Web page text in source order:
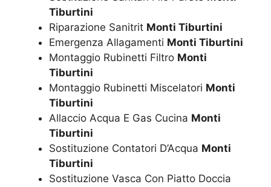
Tiburtini
Riparazione Sanitrit Monti Tiburtini
Emergenza Allagamenti Monti Tiburtini
Montaggio Rubinetti Filtro Monti
Tiburtini
Montaggio Rubinetti Miscelatori Monti
Tiburtini
Allaccio Acqua E Gas Cucina Monti
Tiburtini
Sostituzione Contatori D’Acqua Monti
Tiburtini
Sostituzione Vasca Con Piatto Doccia